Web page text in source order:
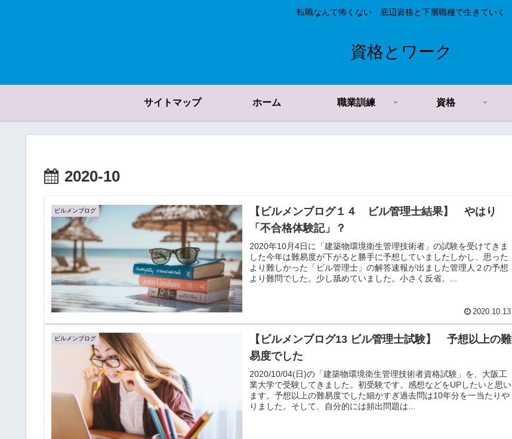
転職なんて怖くない 底辺資格と下層職種で生きていく
資格とワーク
サイトマップ ホーム 職業訓練 資格
2020-10
ビルメンブログ
【ビルメンブログ１４ ビル管理士結果】 やはり
「不合格体験記」？
2020年10月4日に「建築物環境衛生管理技術者」の試験を受けてきま
した今年は難易度が下がると勝手に予想していましたしかし、思った
より難しかった「ビル管理士」の解答速報が出ました管理人２の予想
より難問でした。少し舐めていました。小さく反省。...
2020.10.13
ビルメンブログ
【ビルメンブログ13 ビル管理士試験】 予想以上の難
易度でした
2020/10/04(日)の「建築物環境衛生管理技術者資格試験」を、大阪工
業大学で受験してきました。初受験です。感想などをUPしたいと思い
ます。予想以上の難易度でした細かすぎ過去問は10年分を一当たりや
りました。そして、自分的には頻出問題は...